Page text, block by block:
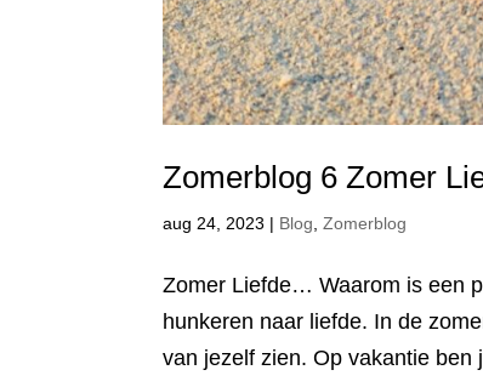
Zomerblog 6 Zomer
aug 24, 2023 | Blog ,Zomerblog
Zomer Liefde… Waarom is een
hunkeren naar liefde. In de
van jezelf zien. Op vakantie